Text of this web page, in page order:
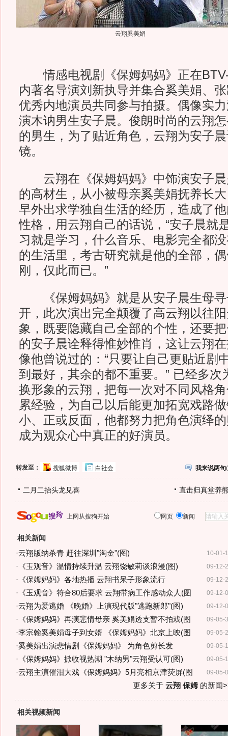
云翔奚美娟
情感电视剧《保姆妈妈》正在BTV-
内著名导演刘新执导并集合奚美娟、
优秀内地演员共同参与拍摄。偶像实
演木讷男生安子晨。俊朗时尚的云翔
的男生，为了贴近角色，云翔为安子
镜。
云翔在《保姆妈妈》中饰演安子晨
的高材生，从小被母亲奚美娟抚养长
早外出求学独自生活的经历，造成了
性格，用云翔自己的话说，“安子晨就
习就是学习，什么音乐、电影完全都
的生活里，考古研究就是他的全部，
刚，仅此而已。”
《保姆妈妈》就是从安子晨生母寻
开，此次演出完全颠覆了高云翔以往
象，既要隐藏自己全部的个性，还要
的安子晨诠释得惟妙惟肖，这让云翔
像他曾说过的：“只要让自己更贴近剧
到最好，其余的都不重要。” 已经多次
换形象的云翔，把每一次对不同风格
累经验，为自己以后能更加拓宽戏路
小、正或反面，他都努力把角色演绎
成为观众心中真正的好演员。
转发至： 搜狐微博 白社会 我来说两句(
二月二抬头龙见喜 直击归真堂养
上网从搜狗开始 网页 新闻
相关新闻
10-01-
·云翔版纳杀青 赶往深圳"淘金"(图)
09-12-
· 《玉观音》温情持续升温 云翔饶敏莉谈浪漫(图)
09-12-
· 《保姆妈妈》各地热播 云翔书呆子形象流行
09-12-
· 《玉观音》符合80后要求 云翔带病工作感动众人(图
09-12-
·云翔为爱逃婚 《晚婚》上演现代版"逃跑新郎"(图)
09-05-
· 《保姆妈妈》再演悲情母亲 奚美娟透支暂不拍戏(图
09-05-
·李宗翰奚美娟母子到女婿 《保姆妈妈》北京上映(图
09-05-
·奚美娟出演悲情剧《保姆妈妈》 为角色剪长发
09-05-
· 《保姆妈妈》掀收视热潮 "木纳男"云翔受认可(图)
09-05-
·云翔主演催泪大戏《保姆妈妈》5月亮相京津荧屏(图
更多关于 云翔 保姆的新闻
相关视频新闻